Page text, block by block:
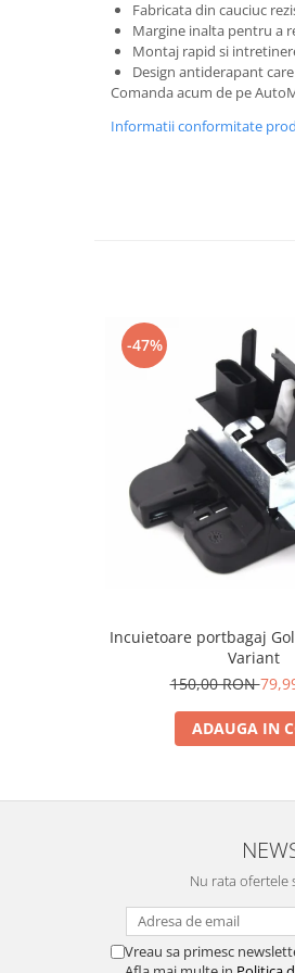
Spray Curatare Frane
Produse Intretinere si Detailing
Lubrifianti si Spray-uri de Curatare
Fabricata din cauciuc
Margine inalta pentru a
Montaj rapid si
Design antiderapant
Comanda acum de pe
Informatii conformitate
-47%
Incuietoare portbagaj
Variant
150,00 RON
ADAUGA IN
Nu rata ofertele
Vreau sa primesc